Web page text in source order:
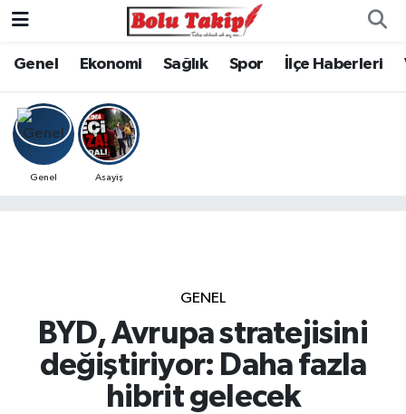
Genel Ekonomi Sağlık Spor İlçe Haberleri
Genel Asayiş
GENEL
BYD, Avrupa stratejisini
değiştiriyor: Daha fazla
hibrit gelecek